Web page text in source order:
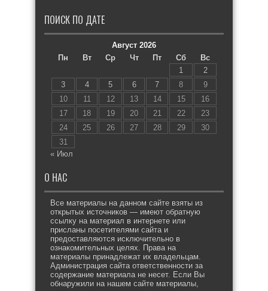
ПОИСК ПО ДАТЕ
Август 2026
Пн
Вт Ср Чт Пт Сб
Вс
1
2
3
4 5 6 7 8
9
10
11 12 13 14 15
16
17
18 19 20 21 22
23
24
25 26 27 28 29
30
31
« Июл
О НАС
Все материалы на данном сайте взяты из
открытых источников — имеют обратную
ссылку на материал в интернете или
присланы посетителями сайта и
предоставляются исключительно в
ознакомительных целях. Права на
материалы принадлежат их владельцам.
Администрация сайта ответственности за
содержание материала не несет. Если Вы
обнаружили на нашем сайте материалы,